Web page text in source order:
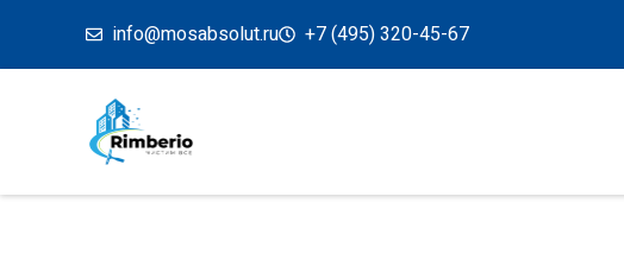
info@mosabsolut.ru +7 (495) 320-45-67